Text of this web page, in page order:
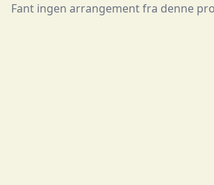
Fant ingen arrangement fra denne